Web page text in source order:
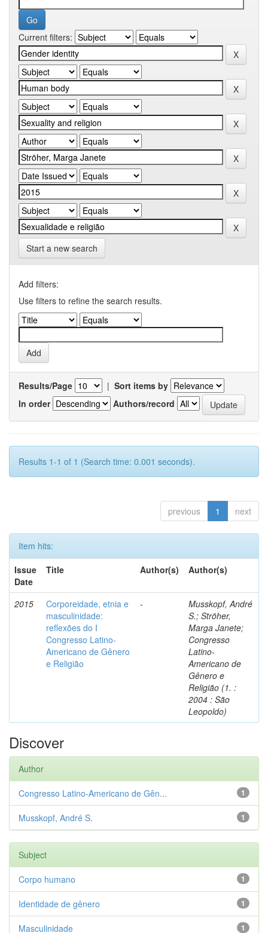
Current filters:
Start a new search
Add filters:
Use filters to refine the search results.
Results/Page | Sort items by
In order
Authors/record
Results 1-1 of 1 (Search time: 0.001 seconds).
previous 1 next
Item hits:
Issue
Date
Title Author(s) Author(s)
2015
Corporeidade, etnia e
masculinidade:
reflexões do I
Congresso Latino-
Americano de Gênero
e Religião
-
Musskopf, André
S.; Ströher,
Marga Janete;
Congresso
Latino-
Americano de
Gênero e
Religião (1. :
2004 : São
Leopoldo)
Discover
Author
1
Congresso Latino-Americano de Gên...
1
Musskopf, André S.
Subject
1
Corpo humano
1
Identidade de gênero
1
Masculinidade